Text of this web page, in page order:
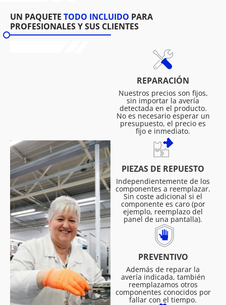
UN PAQUETE TODO INCLUIDO PARA
PROFESIONALES Y SUS CLIENTES
REPARACIÓN
Nuestros precios son fijos,
sin importar la avería
detectada en el producto.
No es necesario esperar un
presupuesto, el precio es
fijo e inmediato.
PIEZAS DE REPUESTO
Independientemente de los
componentes a reemplazar.
Sin coste adicional si el
componente es caro (por
ejemplo, reemplazo del
panel de una pantalla).
PREVENTIVO
Además de reparar la
avería indicada, también
reemplazamos otros
componentes conocidos por
fallar con el tiempo.